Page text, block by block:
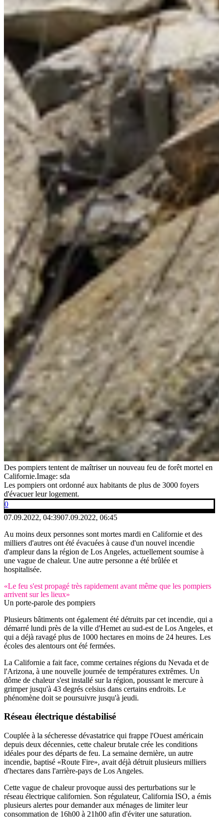
Des pompiers tentent de maîtriser un nouveau feu de forêt mortel en
Californie.Image: sda
Les pompiers ont ordonné aux habitants de plus de 3000 foyers
d'évacuer leur logement.
0
07.09.2022, 04:3907.09.2022, 06:45
Au moins deux personnes sont mortes mardi en Californie et des
milliers d'autres ont été évacuées à cause d'un nouvel incendie
d'ampleur dans la région de Los Angeles, actuellement soumise à
une vague de chaleur. Une autre personne a été brûlée et
hospitalisée.
«Le feu s'est propagé très rapidement avant même que les pompiers
arrivent sur les lieux»
Un porte-parole des pompiers
Plusieurs bâtiments ont également été détruits par cet incendie, qui a
démarré lundi près de la ville d'Hemet au sud-est de Los Angeles, et
qui a déjà ravagé plus de 1000 hectares en moins de 24 heures. Les
écoles des alentours ont été fermées.
La Californie a fait face, comme certaines régions du Nevada et de
l'Arizona, à une nouvelle journée de températures extrêmes. Un
dôme de chaleur s'est installé sur la région, poussant le mercure à
grimper jusqu'à 43 degrés celsius dans certains endroits. Le
phénomène doit se poursuivre jusqu'à jeudi.
Réseau électrique déstabilisé
Couplée à la sécheresse dévastatrice qui frappe l'Ouest américain
depuis deux décennies, cette chaleur brutale crée les conditions
idéales pour des départs de feu. La semaine dernière, un autre
incendie, baptisé «Route Fire», avait déjà détruit plusieurs milliers
d'hectares dans l'arrière-pays de Los Angeles.
Cette vague de chaleur provoque aussi des perturbations sur le
réseau électrique californien. Son régulateur, California ISO, a émis
plusieurs alertes pour demander aux ménages de limiter leur
consommation de 16h00 à 21h00 afin d'éviter une saturation.